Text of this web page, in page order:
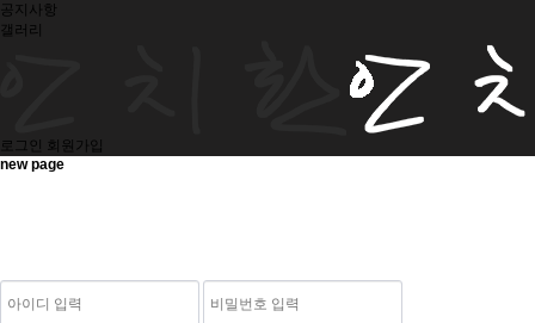
공지사항
갤러리
로그인
회원가입
new page